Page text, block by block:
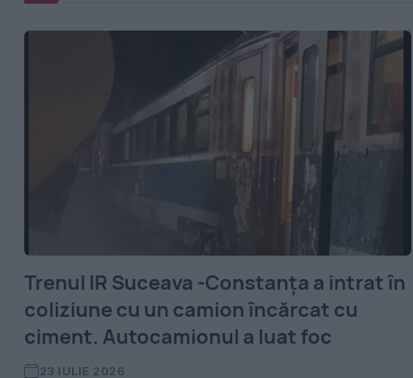
Trenul IR Suceava -Constanța a intrat în
coliziune cu un camion încărcat cu
ciment. Autocamionul a luat foc
23 IULIE 2026